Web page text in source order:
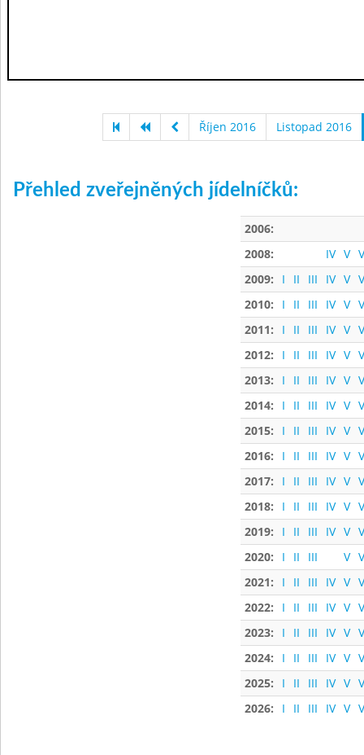
Říjen 2016 Listopad 2016
Přehled zveřejněných jídelníčků:
2006:
2008:
IV V
2009:
I II III IV V
2010:
I II III IV V
2011:
I II III IV V
2012:
I II III IV V
2013:
I II III IV V
2014:
I II III IV V
2015:
I II III IV V
2016:
I II III IV V
2017:
I II III IV V
2018:
I II III IV V
2019:
I II III IV V
2020:
I II III V
2021:
I II III IV V
2022:
I II III IV V
2023:
I II III IV V
2024:
I II III IV V
2025:
I II III IV V
2026:
I II III IV V